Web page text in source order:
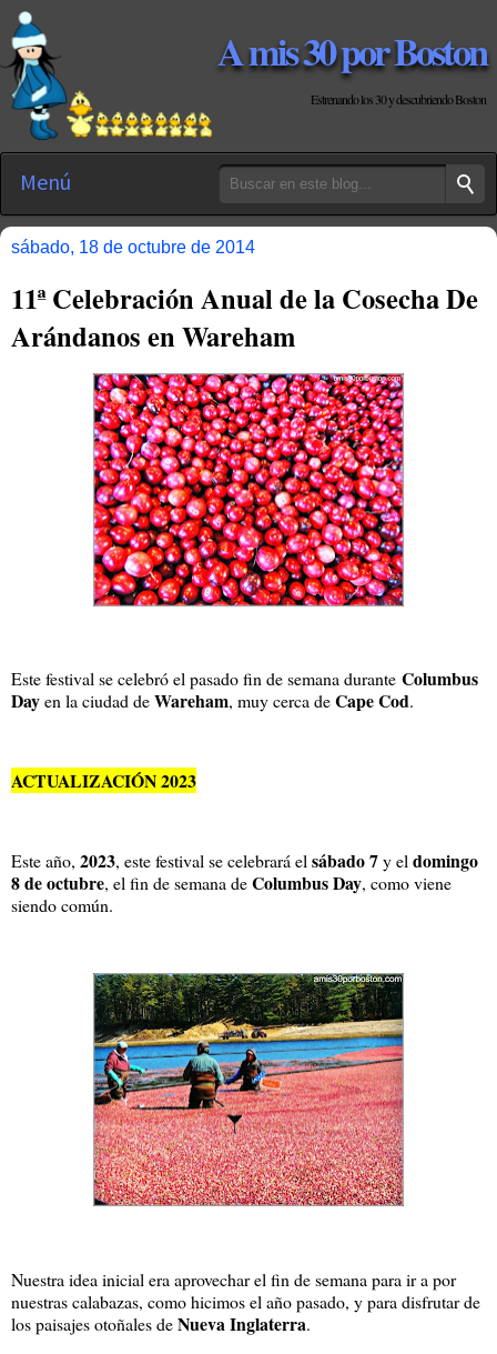
A mis 30 por Boston
Estrenando los 30 y descubriendo Boston
Menú
sábado, 18 de octubre de 2014
11ª Celebración Anual de la Cosecha De
Arándanos en Wareham
Este festival se celebró el pasado fin de semana durante Columbus
Dayen la ciudad deWareham, muy cerca deCape Cod.
ACTUALIZACIÓN 2023
Este año, 2023, este festival se celebrará el sábado 7y el domingo
8 de octubre, el fin de semana deColumbus Day, como viene
siendo común.
Nuestra idea inicial era aprovechar el fin de semana para ir a por
nuestras calabazas, como hicimos el año pasado, y para disfrutar de
los paisajes otoñales deNueva Inglaterra.